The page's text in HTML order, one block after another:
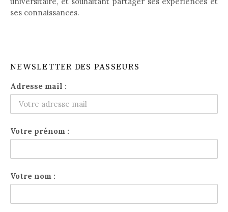
ses connaissances.
NEWSLETTER DES PASSEURS
Adresse mail :
Votre prénom :
Votre nom :